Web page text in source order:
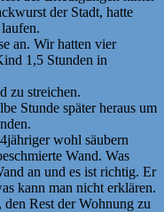
der Stadt, hatte
an. Wir hatten vier
1,5 Stunden in
zu streichen.
Stunde später heraus um
wohl säubern
Wand. Was
an und es ist richtig. Er
kann man nicht erklären.
Rest der Wohnung zu